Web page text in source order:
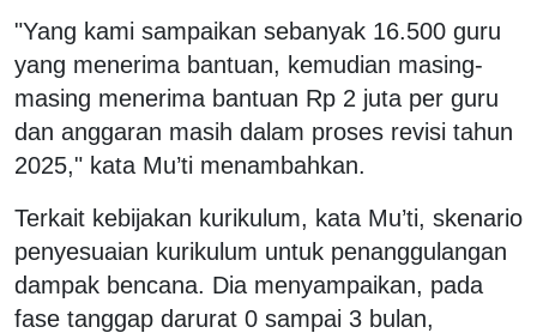
"Yang kami sampaikan sebanyak 16.500 guru
yang menerima bantuan, kemudian masing-
masing menerima bantuan Rp 2 juta per guru
dan anggaran masih dalam proses revisi tahun
2025," kata Mu’ti menambahkan.
Terkait kebijakan kurikulum, kata Mu’ti, skenario
penyesuaian kurikulum untuk penanggulangan
dampak bencana. Dia menyampaikan, pada
fase tanggap darurat 0 sampai 3 bulan,